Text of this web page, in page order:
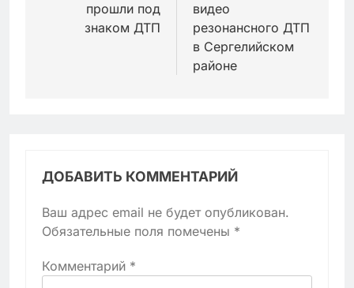
прошли под
знаком ДТП
видео
резонансного ДТП
в Сергелийском
районе
ДОБАВИТЬ КОММЕНТАРИЙ
Ваш адрес email не будет опубликован.
Обязательные поля помечены *
Комментарий *